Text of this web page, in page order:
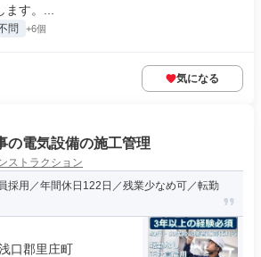
す。...
問 +6個
気になる
の電気設備の施工管理
ストラクション
採用／年間休日122日／残業少なめ可／転勤
口郡里庄町